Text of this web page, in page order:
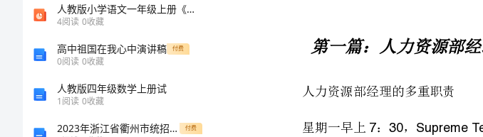
人教版小学语文一年级上册《我多想去看看》PPT课件
4阅读 0收藏
高中祖国在我心中演讲稿 付费
0阅读 0收藏
人教版四年级数学上册试
1阅读 0收藏
2023年浙江省衢州市统招专升本计算机第一次模拟卷含答案 付费
9Sam15
SupremeTextileCorporation